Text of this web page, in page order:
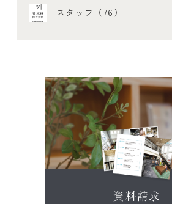
スタッフ（76）
資料請求